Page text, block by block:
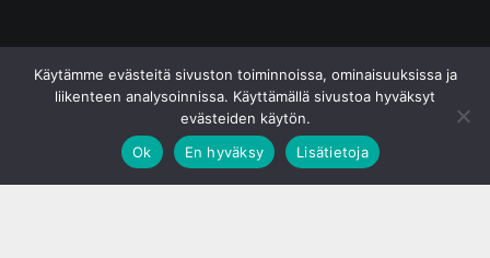
Käytämme evästeitä sivuston toiminnoissa, ominaisuuksissa ja
liikenteen analysoinnissa. Käyttämällä sivustoa hyväksyt
evästeiden käytön.
Ok
En hyväksy Lisätietoja